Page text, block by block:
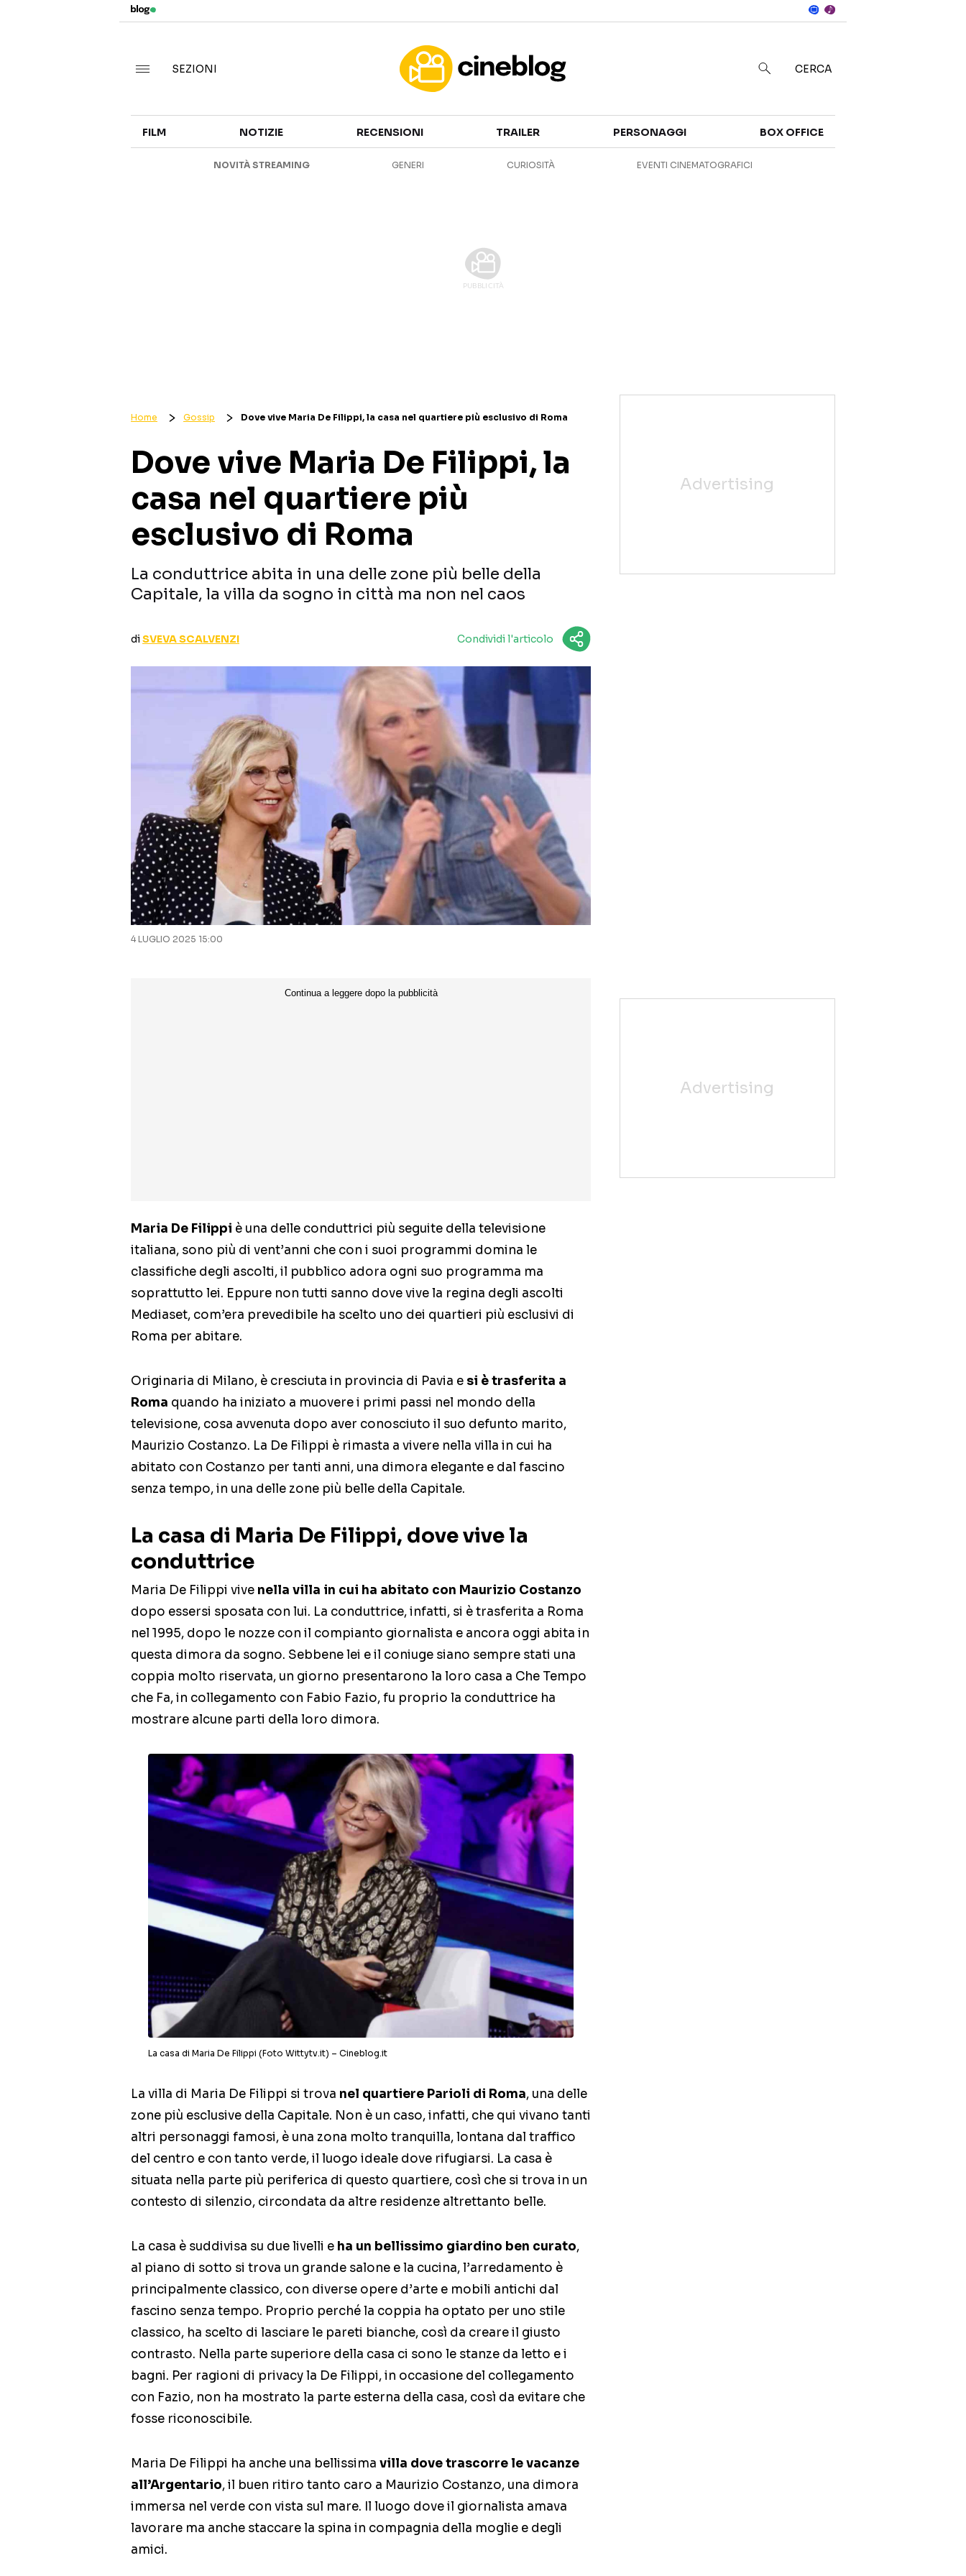
CANALI STREAMING
CURIOSITÀ
SEZIONI CERCA
FILM NOTIZIE RECENSIONI TRAILER PERSONAGGI BOX OFFICE
NOVITÀ STREAMING GENERI CURIOSITÀ EVENTI CINEMATOGRAFICI
Home Gossip Dove vive Maria De Filippi, la casa nel quartiere più esclusivo di Roma
Dove vive Maria De Filippi, la
casa nel quartiere più
esclusivo di Roma
La conduttrice abita in una delle zone più belle della
Capitale, la villa da sogno in città ma non nel caos
diSVEVA SCALVENZI Condividi l'articolo
4 LUGLIO 2025 15:00
Maria De Filippi è una delle conduttrici più seguite della televisione
italiana, sono più di vent’anni che con i suoi programmi domina le
classifiche degli ascolti, il pubblico adora ogni suo programma ma
soprattutto lei. Eppure non tutti sanno dove vive la regina degli ascolti
Mediaset, com’era prevedibile ha scelto uno dei quartieri più esclusivi di
Roma per abitare.
Originaria di Milano, è cresciuta in provincia di Pavia e si è trasferita a
Roma quando ha iniziato a muovere i primi passi nel mondo della
televisione, cosa avvenuta dopo aver conosciuto il suo defunto marito,
Maurizio Costanzo. La De Filippi è rimasta a vivere nella villa in cui ha
abitato con Costanzo per tanti anni, una dimora elegante e dal fascino
senza tempo, in una delle zone più belle della Capitale.
La casa di Maria De Filippi, dove vive la
conduttrice
Maria De Filippi vive nella villa in cui ha abitato con Maurizio Costanzo
dopo essersi sposata con lui. La conduttrice, infatti, si è trasferita a Roma
nel 1995, dopo le nozze con il compianto giornalista e ancora oggi abita in
questa dimora da sogno. Sebbene lei e il coniuge siano sempre stati una
coppia molto riservata, un giorno presentarono la loro casa a Che Tempo
che Fa, in collegamento con Fabio Fazio, fu proprio la conduttrice ha
mostrare alcune parti della loro dimora.
La casa di Maria De Filippi (Foto Wittytv.it) – Cineblog.it
La villa di Maria De Filippi si trova nel quartiere Parioli di Roma, una delle
zone più esclusive della Capitale. Non è un caso, infatti, che qui vivano tanti
altri personaggi famosi, è una zona molto tranquilla, lontana dal traffico
del centro e con tanto verde, il luogo ideale dove rifugiarsi. La casa è
situata nella parte più periferica di questo quartiere, così che si trova in un
contesto di silenzio, circondata da altre residenze altrettanto belle.
La casa è suddivisa su due livelli e ha un bellissimo giardino ben curato,
al piano di sotto si trova un grande salone e la cucina, l’arredamento è
principalmente classico, con diverse opere d’arte e mobili antichi dal
fascino senza tempo. Proprio perché la coppia ha optato per uno stile
classico, ha scelto di lasciare le pareti bianche, così da creare il giusto
contrasto. Nella parte superiore della casa ci sono le stanze da letto e i
bagni. Per ragioni di privacy la De Filippi, in occasione del collegamento
con Fazio, non ha mostrato la parte esterna della casa, così da evitare che
fosse riconoscibile.
Maria De Filippi ha anche una bellissima villa dove trascorre le vacanze
all’Argentario, il buen ritiro tanto caro a Maurizio Costanzo, una dimora
immersa nel verde con vista sul mare. Il luogo dove il giornalista amava
lavorare ma anche staccare la spina in compagnia della moglie e degli
amici.